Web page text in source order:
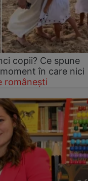
copii? Ce spune
în care nici
românești